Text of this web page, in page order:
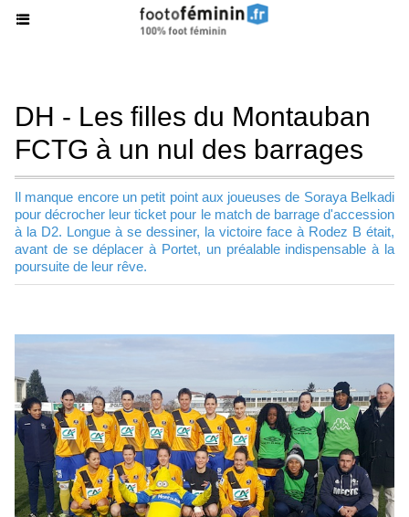
DH - Les filles du Montauban
FCTG à un nul des barrages
Il manque encore un petit point aux joueuses de Soraya Belkadi
pour décrocher leur ticket pour le match de barrage d'accession
à la D2. Longue à se dessiner, la victoire face à Rodez B était,
avant de se déplacer à Portet, un préalable indispensable à la
poursuite de leur rêve.